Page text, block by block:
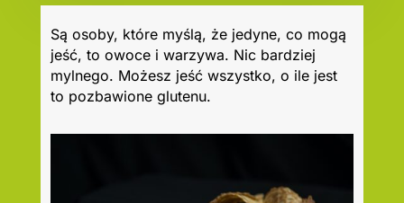
Są osoby, które myślą, że jedyne, co mogą
jeść, to owoce i warzywa. Nic bardziej
mylnego. Możesz jeść wszystko, o ile jest
to pozbawione glutenu.